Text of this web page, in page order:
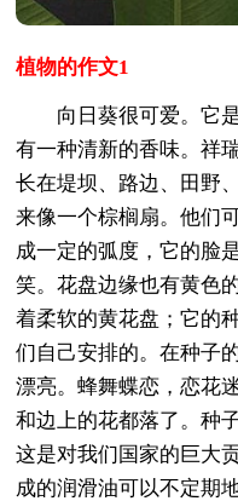
植物的作文1
向日葵很可爱。它是
有一种清新的香味。祥
长在堤坝、路边、田野
来像一个棕榈扇。他们
成一定的弧度，它的脸
笑。花盘边缘也有黄色
着柔软的黄花盘；它的
们自己安排的。在种子
漂亮。蜂舞蝶恋，恋花
和边上的花都落了。种
这是对我们国家的巨大
成的润滑油可以不定期